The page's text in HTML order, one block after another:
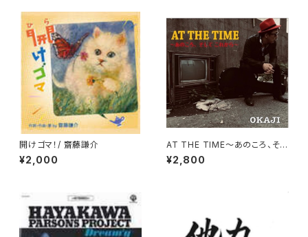
開けゴマ！/ 齋藤謙介
¥2,000
AT THE TIME〜あのころ、そし
てこれから〜 / OKAJI
¥2,800